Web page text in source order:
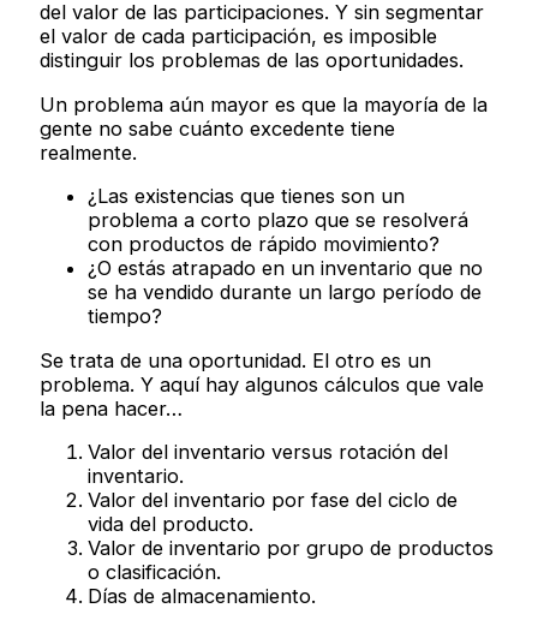
del valor de las participaciones. Y sin segmentar
el valor de cada participación, es imposible
distinguir los problemas de las oportunidades.
Un problema aún mayor es que la mayoría de la
gente no sabe cuánto excedente tiene
realmente.
¿Las existencias que tienes son un
problema a corto plazo que se resolverá
con productos de rápido movimiento?
¿O estás atrapado en un inventario que no
se ha vendido durante un largo período de
tiempo?
Se trata de una oportunidad. El otro es un
problema. Y aquí hay algunos cálculos que vale
la pena hacer…
Valor del inventario versus rotación del
inventario.
Valor del inventario por fase del ciclo de
vida del producto.
Valor de inventario por grupo de productos
o clasificación.
Días de almacenamiento.